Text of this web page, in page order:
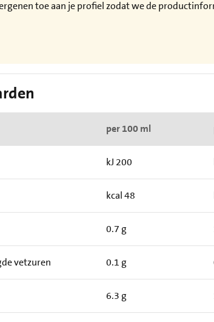
toe aan je profiel zodat we de
per 100 ml
kJ 200
kcal 48
0.7 g
vetzuren 0.1 g
6.3 g